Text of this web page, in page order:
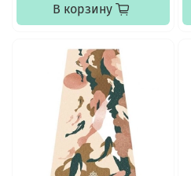
В корзину